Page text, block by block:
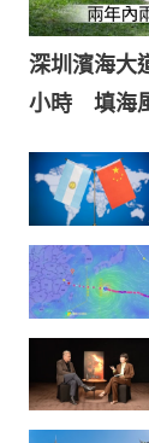
深圳濱海大
小時 填海